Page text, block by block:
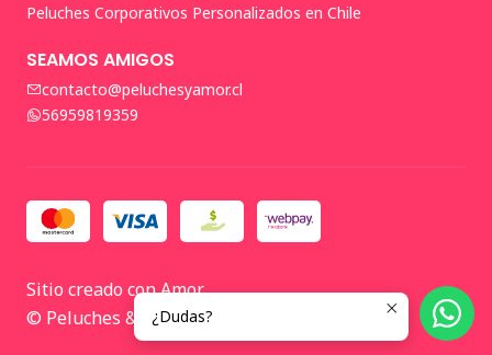
Peluches Corporativos Personalizados en Chile
SEAMOS AMIGOS
contacto@peluchesyamor.cl
56959819359
Sitio creado con Amor
© Peluches & Amor 2026 🤍
¿Dudas?